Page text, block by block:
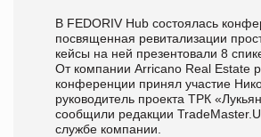
В FEDORIV Hub состоялась
посвященная ревитализации
кейсы на ней презентовали 8
От компании Arricano Real Estate
конференции принял участие
руководитель проекта ТРК
сообщили редакции
службе компании.